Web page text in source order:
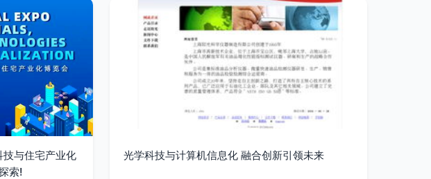
与住宅产业化
索!
光学科技与计算机信息化 融合创新引领未来